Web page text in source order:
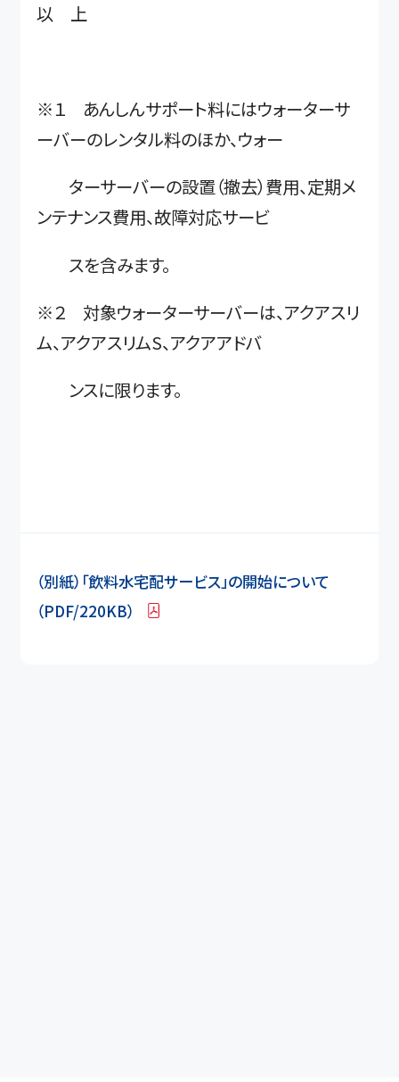
以 上
※１ あんしんサポート料にはウォーターサ
ーバーのレンタル料のほか、ウォー
ターサーバーの設置（撤去）費用、定期メ
ンテナンス費用、故障対応サービ
スを含みます。
※２ 対象ウォーターサーバーは、アクアスリ
ム、アクアスリムS、アクアアドバ
ンスに限ります。
（別紙）「飲料水宅配サービス」の開始について
（PDF/220KB）